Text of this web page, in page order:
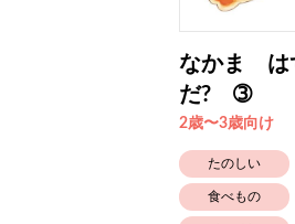
なかま は
だ? ➂
2歳〜3歳向け
たのしい
食べもの